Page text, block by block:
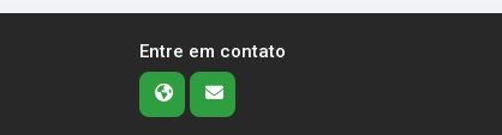
Entre em contato